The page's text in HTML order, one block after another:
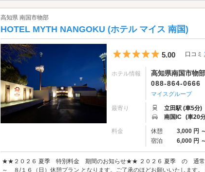
高知県 南国市物部
HOTEL MYTH NANGOKU (ホテル マイス 南国)
5つ星のうち5
5.00 口コミ
ホテル情報
高知県南国市物
088-864-0666
マイスグループ
最寄り
立田駅 (車5分)
南国IC (車20
料金 休憩 3,000 円 ～
宿泊
6,000 円 ～
★★２０２６ 夏季 特別料金 期間のお知らせ★★ ２０２６ 夏季 の 通常
～ ８/１６（日）休憩プラン となります。ご了承のほどお願いいたします